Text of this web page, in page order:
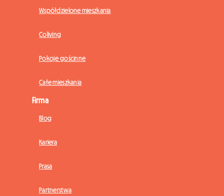
Współdzielone mieszkania
Coliving
Pokoje gościnne
Całe mieszkania
Firma
Blog
Kariera
Prasa
Partnerstwa